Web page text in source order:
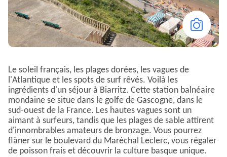
Le soleil français, les plages dorées, les vagues de
l'Atlantique et les spots de surf rêvés. Voilà les
ingrédients d'un séjour à Biarritz. Cette station balnéaire
mondaine se situe dans le golfe de Gascogne, dans le
sud-ouest de la France. Les hautes vagues sont un
aimant à surfeurs, tandis que les plages de sable attirent
d'innombrables amateurs de bronzage. Vous pourrez
flâner sur le boulevard du Maréchal Leclerc, vous régaler
de poisson frais et découvrir la culture basque unique.